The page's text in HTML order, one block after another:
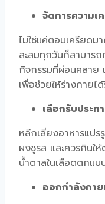
จัดการความเ
ไม่ใช่แค่ตอนเครียดม
สะสมทุกวันก็สามารถ
กิจกรรมที่ผ่อนคลาย
เพื่อช่วยให้ร่างกายไ
เลือกรับประท
หลีกเลี่ยงอาหารแป
ผงชูรส และควรกินใ
น้ำตาลในเลือดตกแบ
ออกกำลังกา